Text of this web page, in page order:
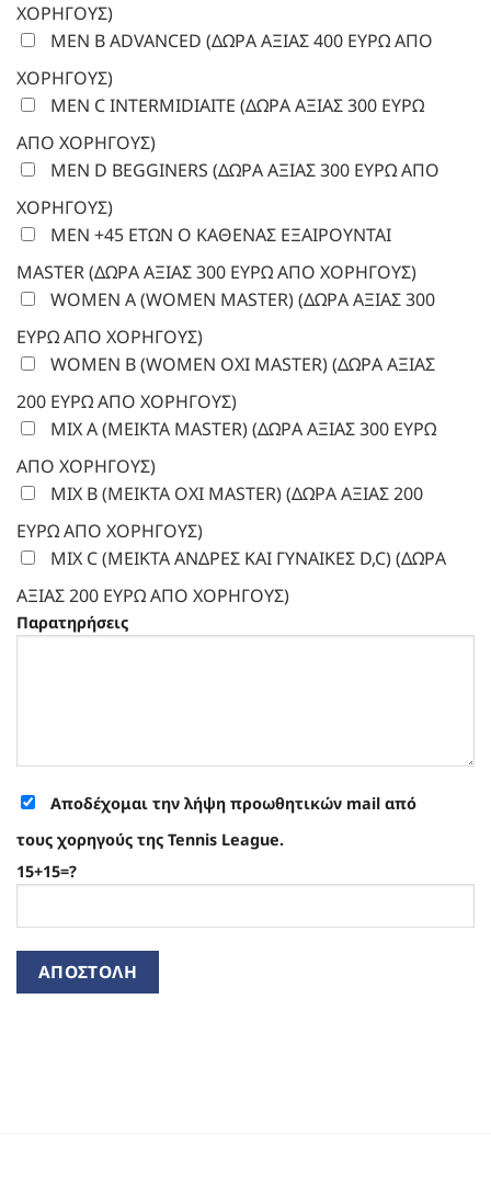
ΧΟΡΗΓΟΥΣ)
MEN B ADVANCED (ΔΩΡΑ ΑΞΙΑΣ 400 ΕΥΡΩ ΑΠΟ
ΧΟΡΗΓΟΥΣ)
MEN C INTERMIDIAITE (ΔΩΡΑ ΑΞΙΑΣ 300 ΕΥΡΩ
ΑΠΟ ΧΟΡΗΓΟΥΣ)
MEN D BEGGINERS (ΔΩΡΑ ΑΞΙΑΣ 300 ΕΥΡΩ ΑΠΟ
ΧΟΡΗΓΟΥΣ)
MEN +45 ΕΤΩΝ Ο ΚΑΘΕΝΑΣ ΕΞΑΙΡΟΥΝΤΑΙ
MASTER (ΔΩΡΑ ΑΞΙΑΣ 300 ΕΥΡΩ ΑΠΟ ΧΟΡΗΓΟΥΣ)
WOMEN A (WOMEN MASTER) (ΔΩΡΑ ΑΞΙΑΣ 300
ΕΥΡΩ ΑΠΟ ΧΟΡΗΓΟΥΣ)
WOMEN B (WOMEN ΟΧΙ MASTER) (ΔΩΡΑ ΑΞΙΑΣ
200 ΕΥΡΩ ΑΠΟ ΧΟΡΗΓΟΥΣ)
MIX A (MEIKTA MASTER) (ΔΩΡΑ ΑΞΙΑΣ 300 ΕΥΡΩ
ΑΠΟ ΧΟΡΗΓΟΥΣ)
MIX B (MEIKTA OXI MASTER) (ΔΩΡΑ ΑΞΙΑΣ 200
ΕΥΡΩ ΑΠΟ ΧΟΡΗΓΟΥΣ)
MIX C (ΜΕΙΚΤΑ ΑΝΔΡΕΣ ΚΑΙ ΓΥΝΑΙΚΕΣ D,C) (ΔΩΡΑ
ΑΞΙΑΣ 200 ΕΥΡΩ ΑΠΟ ΧΟΡΗΓΟΥΣ)
Παρατηρήσεις
Αποδέχομαι την λήψη προωθητικών mail από
τους χορηγούς της Tennis League.
15+15=?